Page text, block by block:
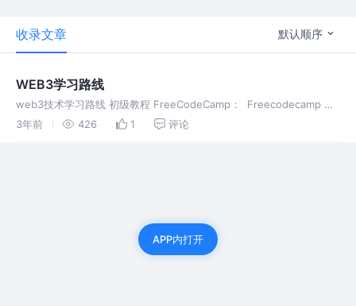
收录文章 默认顺序
WEB3学习路线
web3技术学习路线 初级教程 FreeCodeCamp： Freecodecamp 是
另一个开始您的区块链之旅的好地方，与 Web 开发不同，区块链教程
3年前 426 1 评论
APP内打开